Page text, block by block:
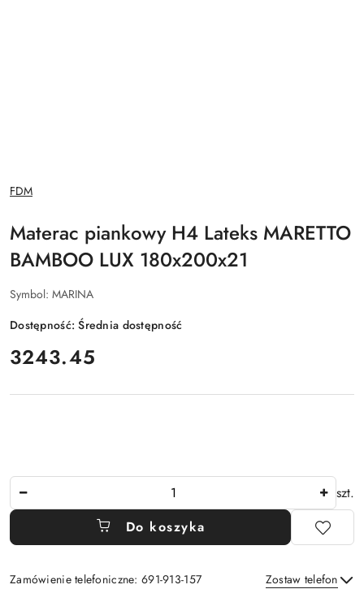
NAZWA
PRODUCENTA:
FDM
Materac piankowy H4 Lateks MARETTO
BAMBOO LUX 180x200x21
Symbol: MARINA
Dostępność:Średnia dostępność
cena:
3243.45
szt.
Do koszyka
Zamówienie telefoniczne: 691-913-157 Zostaw telefon